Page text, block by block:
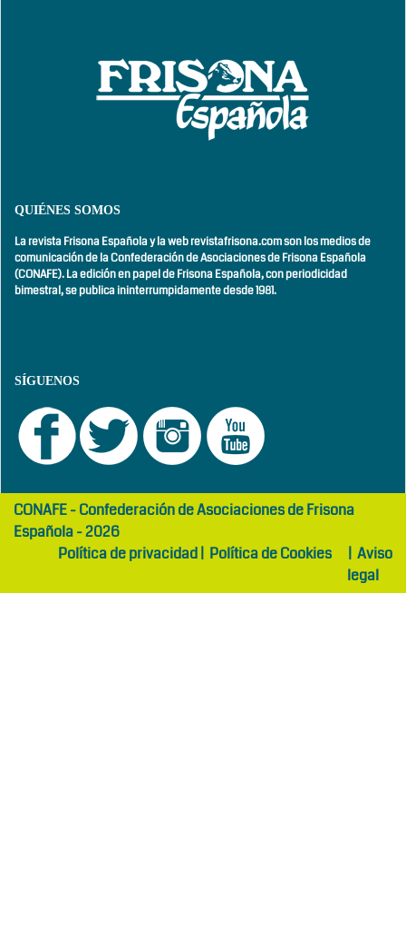
QUIÉNES SOMOS
La revista Frisona Española y la web revistafrisona.com son los medios de
comunicación de la Confederación de Asociaciones de Frisona Española
(CONAFE). La edición en papel de Frisona Española, conperiodicidad
bimestral,se publica ininterrumpidamente desde 1981.
SÍGUENOS
girls
abaya
maltepe
otelCONAFE - Confederación de Asociaciones de Frisona
Española - 2026
Política de privacidad| Política de Cookies | Aviso
legal